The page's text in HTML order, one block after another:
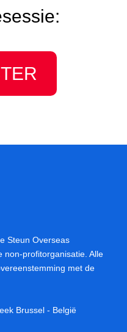
Steun Overseas
non-profitorganisatie. Alle
met de
Brussel - België